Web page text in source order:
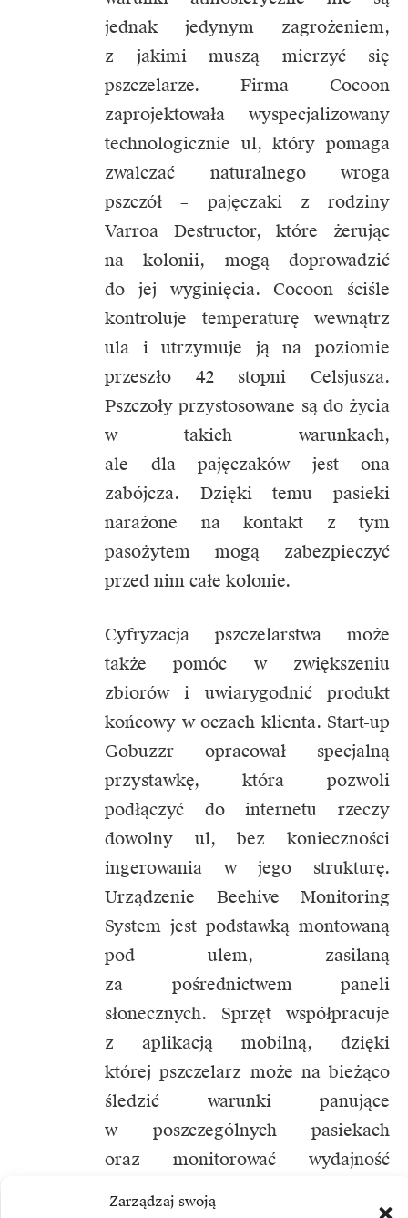
Zarządzaj swoją
jednak jedynym zagrożeniem,
z jakimi muszą mierzyć się
pszczelarze. Firma Cocoon
zaprojektowała wyspecjalizowany
technologicznie ul, który pomaga
zwalczać naturalnego wroga
pszczół – pajęczaki z rodziny
Varroa Destructor, które żerując
na kolonii, mogą doprowadzić
do jej wyginięcia. Cocoon ściśle
kontroluje temperaturę wewnątrz
ula i utrzymuje ją na poziomie
przeszło 42 stopni Celsjusza.
Pszczoły przystosowane są do życia
w takich warunkach,
ale dla pajęczaków jest ona
zabójcza. Dzięki temu pasieki
narażone na kontakt z tym
pasożytem mogą zabezpieczyć
przed nim całe kolonie.
Cyfryzacja pszczelarstwa może
także pomóc w zwiększeniu
zbiorów i uwiarygodnić produkt
końcowy w oczach klienta. Start-up
Gobuzzr opracował specjalną
przystawkę, która pozwoli
podłączyć do internetu rzeczy
dowolny ul, bez konieczności
ingerowania w jego strukturę.
Urządzenie Beehive Monitoring
System jest podstawką montowaną
pod ulem, zasilaną
za pośrednictwem paneli
słonecznych. Sprzęt współpracuje
z aplikacją mobilną, dzięki
której pszczelarz może na bieżąco
śledzić warunki panujące
w poszczególnych pasiekach
oraz monitorować wydajność